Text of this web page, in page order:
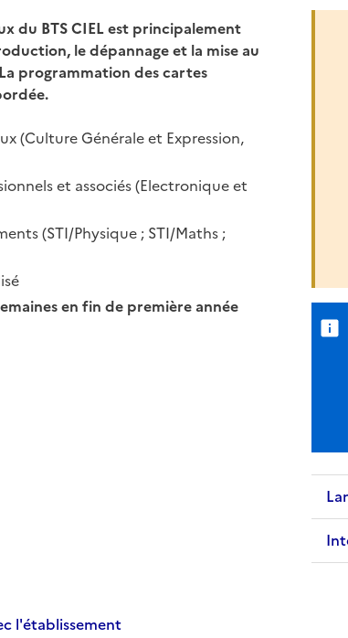
du BTS CIEL est principalement
le dépannage et la mise au
programmation des cartes
(Culture Générale et Expression,
et associés (Electronique et
(STI/Physique ; STI/Maths ;
en fin de première année
l'établissement